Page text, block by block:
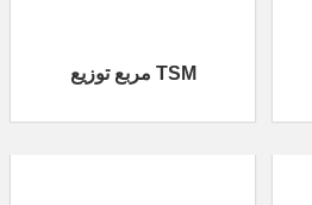
مربع توزيع TSM